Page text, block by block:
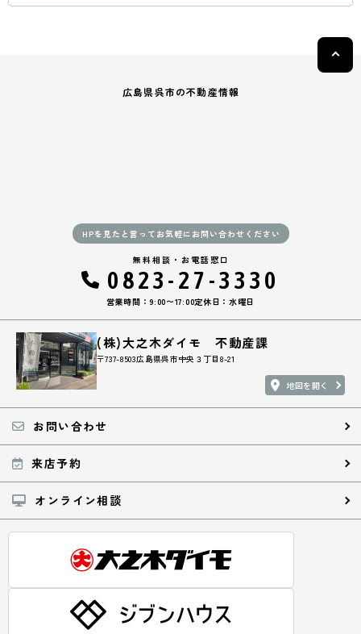
広島県呉市の不動産情報
HPを見たと言ってお気軽にお問い合わせください
無料相談・お電話窓口
0823-27-3330
営業時間：9:00〜17:00定休日：水曜日
(株)大之木ダイモ 不動産課
〒737-8503広島県呉市中央３丁目8-21
地図を開く
お問い合わせ
来店予約
オンライン相談